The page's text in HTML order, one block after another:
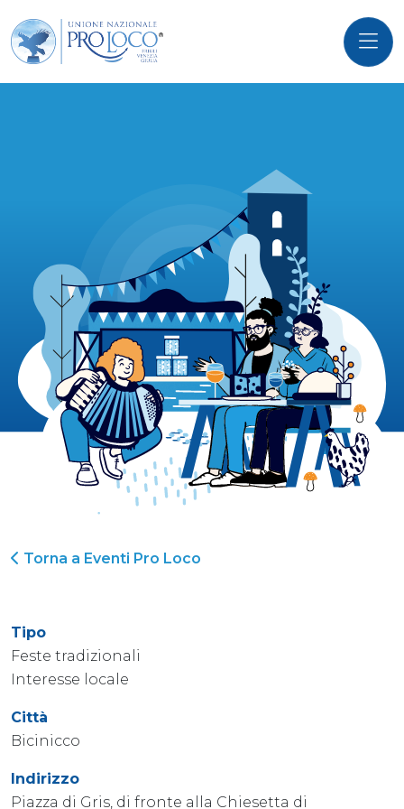
Torna a Eventi Pro Loco
Tipo
Feste tradizionali
Interesse locale
Città
Bicinicco
Indirizzo
Piazza di Gris, di fronte alla Chiesetta di